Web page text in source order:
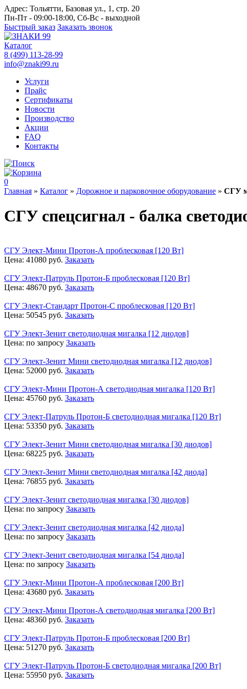
Адрес: Тольятти, Базовая ул., 1, стр. 20
Пн-Пт - 09:00-18:00, Сб-Вс - выходной
Быстрый заказ Заказать звонок
Каталог
8 (499) 113-28-99
info@znaki99.ru
Услуги
Прайс
Сертификаты
Новости
Производство
Акции
FAQ
Контакты
0
Главная » Каталог » Дорожное и парковочное оборудование » СГУ
СГУ спецсигнал - балка
СГУ Элект-Мини Протон-А проблесковая [120 Вт]
Цена: 41080 руб. Заказать
СГУ Элект-Патруль Протон-Б проблесковая [120 Вт]
Цена: 48670 руб. Заказать
СГУ Элект-Стандарт Протон-С проблесковая [120 Вт]
Цена: 50545 руб. Заказать
СГУ Элект-Зенит светодиодная мигалка [12 диодов]
Цена: по запросу Заказать
СГУ Элект-Зенит Мини светодиодная мигалка [12 диодов]
Цена: 52000 руб. Заказать
СГУ Элект-Мини Протон-А светодиодная мигалка [120 Вт]
Цена: 45760 руб. Заказать
СГУ Элект-Патруль Протон-Б светодиодная мигалка [120 Вт]
Цена: 53350 руб. Заказать
СГУ Элект-Зенит Мини светодиодная мигалка [30 диодов]
Цена: 68225 руб. Заказать
СГУ Элект-Зенит Мини светодиодная мигалка [42 диода]
Цена: 76855 руб. Заказать
СГУ Элект-Зенит светодиодная мигалка [30 диодов]
Цена: по запросу Заказать
СГУ Элект-Зенит светодиодная мигалка [42 диода]
Цена: по запросу Заказать
СГУ Элект-Зенит светодиодная мигалка [54 диода]
Цена: по запросу Заказать
СГУ Элект-Мини Протон-А проблесковая [200 Вт]
Цена: 43680 руб. Заказать
СГУ Элект-Мини Протон-А светодиодная мигалка [200 Вт]
Цена: 48360 руб. Заказать
СГУ Элект-Патруль Протон-Б проблесковая [200 Вт]
Цена: 51270 руб. Заказать
СГУ Элект-Патруль Протон-Б светодиодная мигалка [200 Вт]
Цена: 55950 руб. Заказать